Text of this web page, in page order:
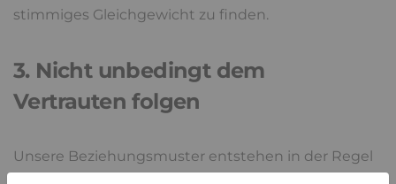
stimmiges Gleichgewicht zu finden.
3. Nicht unbedingt dem
Vertrauten folgen
Unsere Beziehungsmuster entstehen in der Regel